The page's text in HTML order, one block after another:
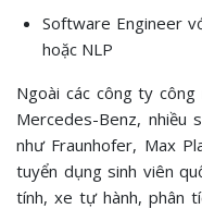
Software Engineer
hoặc NLP
Ngoài các công ty công
Mercedes-Benz, nhiều
như Fraunhofer, Max
tuyển dụng sinh viên
tính, xe tự hành, phân